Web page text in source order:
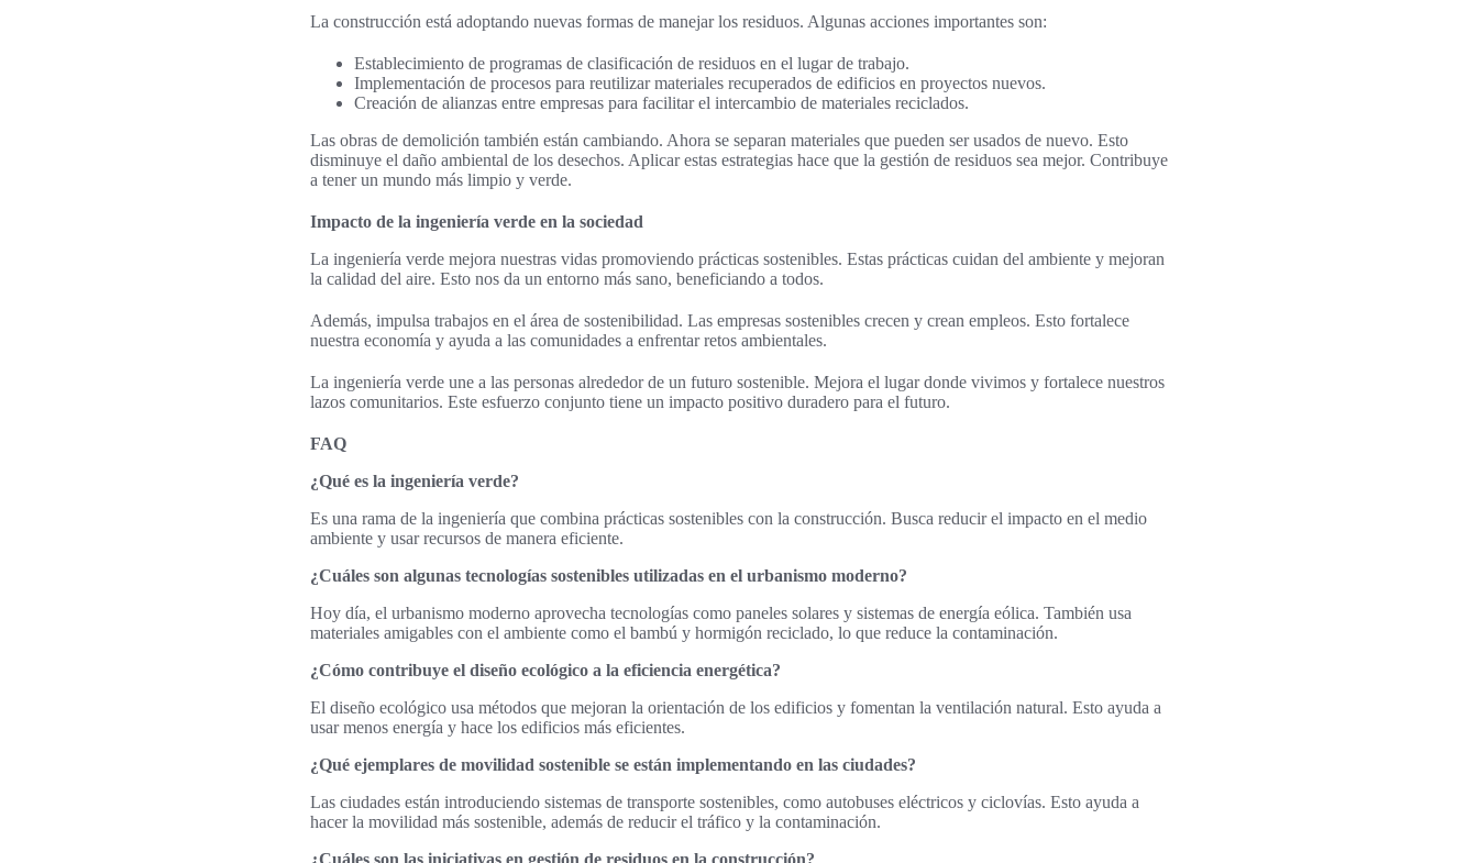
La construcción está adoptando nuevas formas de manejar los residuos. Algunas acciones importantes son:
Establecimiento de programas de clasificación de residuos en el lugar de trabajo.
Implementación de procesos para reutilizar materiales recuperados de edificios en proyectos nuevos.
Creación de alianzas entre empresas para facilitar el intercambio de materiales reciclados.
Las obras de demolición también están cambiando. Ahora se separan materiales que pueden ser usados de nuevo. Esto
disminuye el daño ambiental de los desechos. Aplicar estas estrategias hace que la gestión de residuos sea mejor. Contribuye
a tener un mundo más limpio y verde.
Impacto de la ingeniería verde en la sociedad
La ingeniería verde mejora nuestras vidas promoviendo prácticas sostenibles. Estas prácticas cuidan del ambiente y mejoran
la calidad del aire. Esto nos da un entorno más sano, beneficiando a todos.
Además, impulsa trabajos en el área de sostenibilidad. Las empresas sostenibles crecen y crean empleos. Esto fortalece
nuestra economía y ayuda a las comunidades a enfrentar retos ambientales.
La ingeniería verde une a las personas alrededor de un futuro sostenible. Mejora el lugar donde vivimos y fortalece nuestros
lazos comunitarios. Este esfuerzo conjunto tiene un impacto positivo duradero para el futuro.
FAQ
¿Qué es la ingeniería verde?
Es una rama de la ingeniería que combina prácticas sostenibles con la construcción. Busca reducir el impacto en el medio
ambiente y usar recursos de manera eficiente.
¿Cuáles son algunas tecnologías sostenibles utilizadas en el urbanismo moderno?
Hoy día, el urbanismo moderno aprovecha tecnologías como paneles solares y sistemas de energía eólica. También usa
materiales amigables con el ambiente como el bambú y hormigón reciclado, lo que reduce la contaminación.
¿Cómo contribuye el diseño ecológico a la eficiencia energética?
El diseño ecológico usa métodos que mejoran la orientación de los edificios y fomentan la ventilación natural. Esto ayuda a
usar menos energía y hace los edificios más eficientes.
¿Qué ejemplares de movilidad sostenible se están implementando en las ciudades?
Las ciudades están introduciendo sistemas de transporte sostenibles, como autobuses eléctricos y ciclovías. Esto ayuda a
hacer la movilidad más sostenible, además de reducir el tráfico y la contaminación.
¿Cuáles son las iniciativas en gestión de residuos en la construcción?